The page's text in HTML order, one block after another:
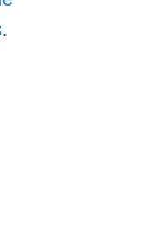
.